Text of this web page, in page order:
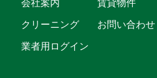
クリーニング
お問い合わせ
業者用ログイン